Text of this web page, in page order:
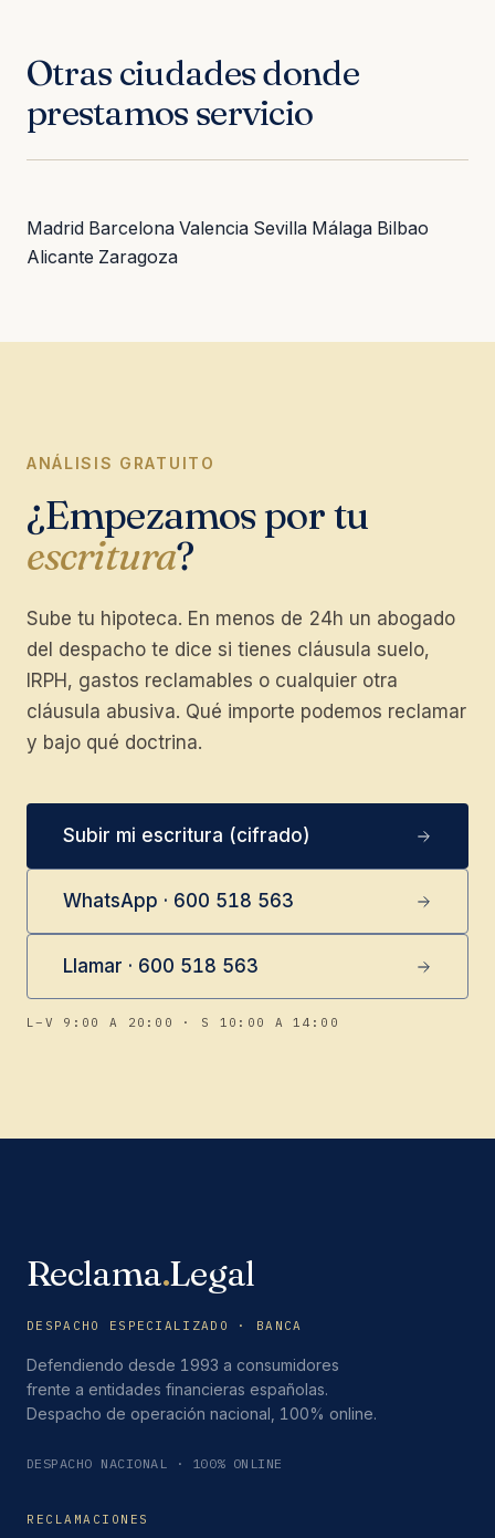
Otras ciudades donde
prestamos servicio
Madrid Barcelona Valencia Sevilla Málaga Bilbao
Alicante Zaragoza
ANÁLISIS GRATUITO
¿Empezamos por tu
escritura?
Sube tu hipoteca. En menos de 24h un abogado
del despacho te dice si tienes cláusula suelo,
IRPH, gastos reclamables o cualquier otra
cláusula abusiva. Qué importe podemos reclamar
y bajo qué doctrina.
Subir mi escritura (cifrado)
WhatsApp · 600 518 563
Llamar · 600 518 563
L–V 9:00 A 20:00 · S 10:00 A 14:00
Reclama.Legal
DESPACHO ESPECIALIZADO · BANCA
Defendiendo desde 1993 a consumidores
frente a entidades financieras españolas.
Despacho de operación nacional, 100% online.
DESPACHO NACIONAL · 100% ONLINE
RECLAMACIONES